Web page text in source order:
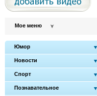
Мое меню
Юмор
Новости
Спорт
Познавательное